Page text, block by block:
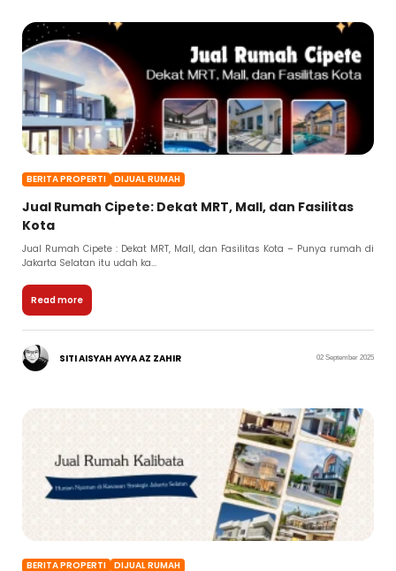
BERITA PROPERTI DIJUAL RUMAH
Jual Rumah Cipete: Dekat MRT, Mall, dan Fasilitas
Kota
Jual Rumah Cipete : Dekat MRT, Mall, dan Fasilitas Kota – Punya rumah di
Jakarta Selatan itu udah ka...
Read more
SITI AISYAH AYYA AZ ZAHIR 02 September 2025
BERITA PROPERTI DIJUAL RUMAH